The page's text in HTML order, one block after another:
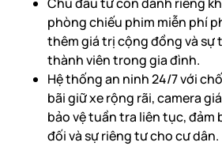
phòng chiếu phim miễn phí
thêm giá trị cộng đồng và sự
thành viên trong gia đình.
Hệ thống an ninh 24/7 với
bãi giữ xe rộng rãi, camera
bảo vệ tuần tra liên tục, đảm
đối và sự riêng tư cho cư dân.